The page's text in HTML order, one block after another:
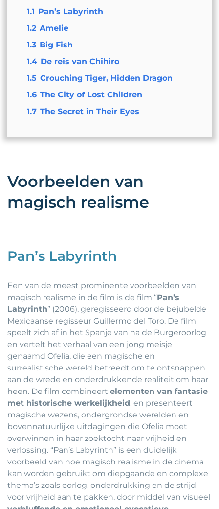
1.1 Pan’s Labyrinth
1.2 Amelie
1.3 Big Fish
1.4 De reis van Chihiro
1.5 Crouching Tiger, Hidden Dragon
1.6 The City of Lost Children
1.7 The Secret in Their Eyes
Voorbeelden van
magisch realisme
Pan’s Labyrinth
Een van de meest prominente voorbeelden van
magisch realisme in de film is de film “Pan’s
Labyrinth” (2006), geregisseerd door de bejubelde
Mexicaanse regisseur Guillermo del Toro. De film
speelt zich af in het Spanje van na de Burgeroorlog
en vertelt het verhaal van een jong meisje
genaamd Ofelia, die een magische en
surrealistische wereld betreedt om te ontsnappen
aan de wrede en onderdrukkende realiteit om haar
heen. De film combineert elementen van fantasie
met historische werkelijkheid, en presenteert
magische wezens, ondergrondse werelden en
bovennatuurlijke uitdagingen die Ofelia moet
overwinnen in haar zoektocht naar vrijheid en
verlossing. “Pan’s Labyrinth” is een duidelijk
voorbeeld van hoe magisch realisme in de cinema
kan worden gebruikt om diepgaande en complexe
thema’s zoals oorlog, onderdrukking en de strijd
voor vrijheid aan te pakken, door middel van visueel